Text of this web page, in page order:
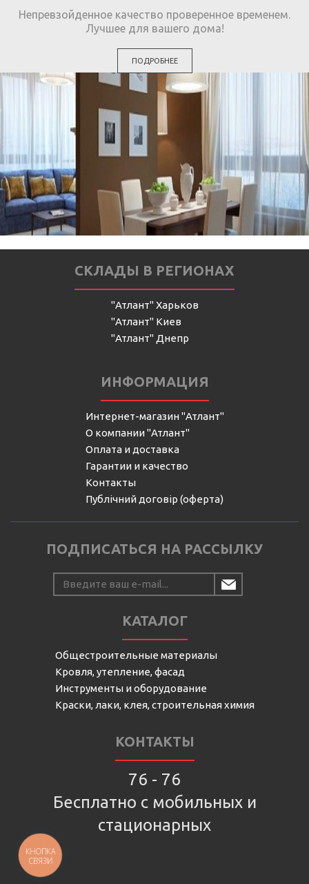
Непревзойденное качество проверенное временем.
Лучшее для вашего дома!
ПОДРОБНЕЕ
СКЛАДЫ В РЕГИОНАХ
"Атлант" Харьков
"Атлант" Киев
"Атлант" Днепр
ИНФОРМАЦИЯ
Интернет-магазин "Атлант"
О компании "Атлант"
Оплата и доставка
Гарантии и качество
Контакты
Публічний договір (оферта)
ПОДПИСАТЬСЯ НА РАССЫЛКУ
КАТАЛОГ
Общестроительные материалы
Кровля, утепление, фасад
Инструменты и оборудование
Краски, лаки, клея, строительная химия
КОНТАКТЫ
76 - 76
Бесплатно с мобильных и
стационарных
КНОПКА
СВЯЗИ